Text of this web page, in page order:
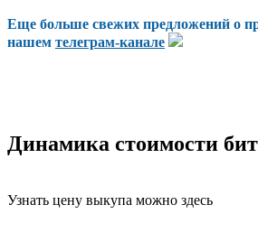
Еще больше свежих предложений о
нашем телеграм-канале
Динамика стоимости
Узнать цену выкупа можно здесь